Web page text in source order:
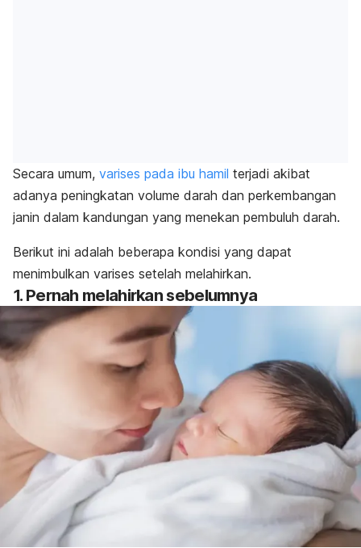
Secara umum, varises pada ibu hamil terjadi akibat
adanya peningkatan volume darah dan perkembangan
janin dalam kandungan yang menekan pembuluh darah.
Berikut ini adalah beberapa kondisi yang dapat
menimbulkan varises setelah melahirkan.
1. Pernah melahirkan sebelumnya